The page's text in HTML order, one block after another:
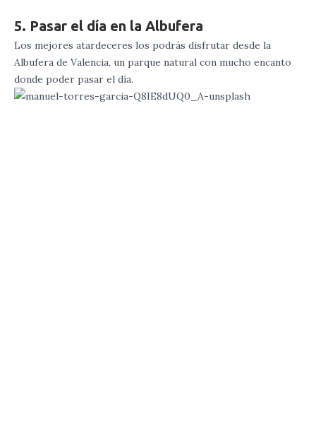
5. Pasar el día en la Albufera
Los mejores atardeceres los podrás disfrutar desde la
Albufera de Valencia, un parque natural con mucho encanto
donde poder pasar el día.